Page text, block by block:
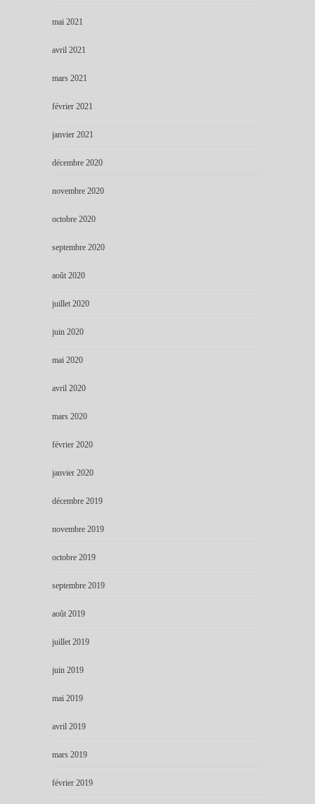
mai 2021
avril 2021
mars 2021
février 2021
janvier 2021
décembre 2020
novembre 2020
octobre 2020
septembre 2020
août 2020
juillet 2020
juin 2020
mai 2020
avril 2020
mars 2020
février 2020
janvier 2020
décembre 2019
novembre 2019
octobre 2019
septembre 2019
août 2019
juillet 2019
juin 2019
mai 2019
avril 2019
mars 2019
février 2019